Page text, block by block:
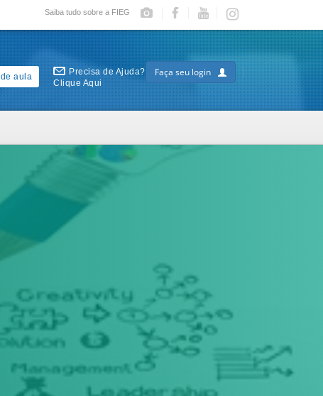
Saiba tudo sobre a FIEG
aula
Precisa de Ajuda?
Clique Aqui
Faça seu login